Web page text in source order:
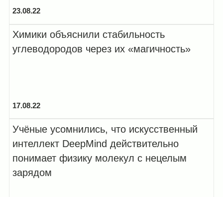
23.08.22
Химики объяснили стабильность
углеводородов через их «магичность»
17.08.22
Учёные усомнились, что искусственный
интеллект DeepMind действительно
понимает физику молекул с нецелым
зарядом